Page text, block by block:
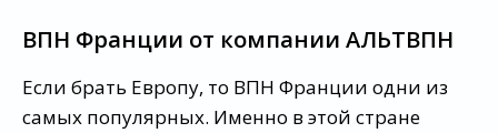
ВПН Франции от компании АЛЬТВПН
Если брать Европу, то ВПН Франции одни из
самых популярных. Именно в этой стране